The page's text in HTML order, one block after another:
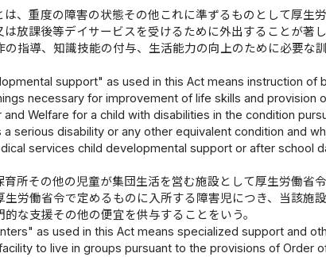
、重度の障害の状態その他これに準ずるものとして厚生
放課後等デイサービスを受けるために外出することが著
指導、知識技能の付与、生活能力の向上のために必要な
support" as used in this Act means instruction of
necessary for improvement of life skills and provision
Welfare for a child with disabilities in the condition
a serious disability or any other equivalent condition and
services child developmental support or after school
所その他の児童が集団生活を営む施設として厚生労働省
労働省令で定めるものに入所する障害児につき、当該施
な支援その他の便宜を供与することをいう。
as used in this Act means specialized support and
to live in groups pursuant to the provisions of Order